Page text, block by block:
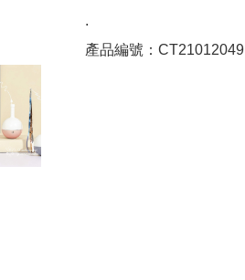
.
產品編號：CT21012049